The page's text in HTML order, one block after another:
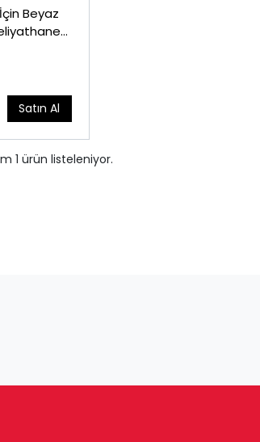
Beyaz
Satın Al
1 ürün listeleniyor.